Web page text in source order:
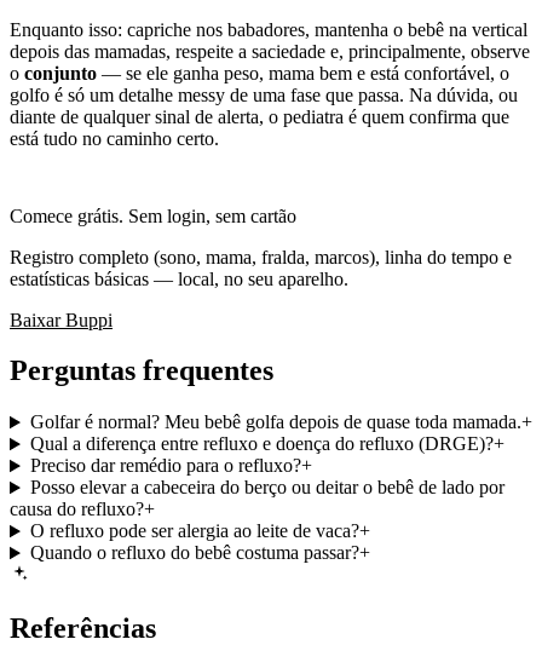
Enquanto isso: capriche nos babadores, mantenha o bebê na vertical
depois das mamadas, respeite a saciedade e, principalmente, observe
o conjunto — se ele ganha peso, mama bem e está confortável, o
golfo é só um detalhe messy de uma fase que passa. Na dúvida, ou
diante de qualquer sinal de alerta, o pediatra é quem confirma que
está tudo no caminho certo.
Comece grátis. Sem login, sem cartão
Registro completo (sono, mama, fralda, marcos), linha do tempo e
estatísticas básicas — local, no seu aparelho.
Baixar Buppi
Perguntas frequentes
Golfar é normal? Meu bebê golfa depois de quase toda mamada.+
Qual a diferença entre refluxo e doença do refluxo (DRGE)?+
Preciso dar remédio para o refluxo?+
Posso elevar a cabeceira do berço ou deitar o bebê de lado por
causa do refluxo?+
O refluxo pode ser alergia ao leite de vaca?+
Quando o refluxo do bebê costuma passar?+
Referências